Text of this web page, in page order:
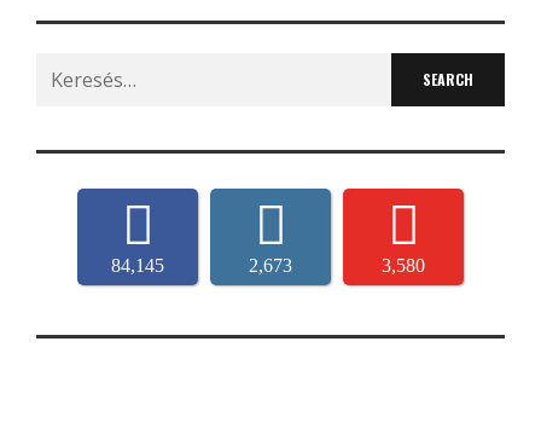
Search
for:
84,145 2,673 3,580